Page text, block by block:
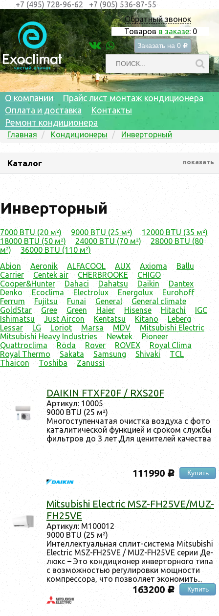
Обратный звонок
Товаров в заказе: 0
Заказать на 0 c
+7 (495) 728-96-62 +7 (905) 536-87-55
О компании
Прайс лист монтаж кондиционера
Оплата и доставка
Контакты
Ремонт кондиционера
Главная Кондиционеры Инверторный
Каталог показать
Инверторный
7000 BTU (20 м²) 9000 BTU (25 м²)
12000 BTU (35 м²)
18000 BTU (50 м²)
24000 BTU (70 м²)
28000 BTU (80
м²)
36000 BTU (110 м²)
Abion
Aeronik ALFACOOL AUX Axioma
Ballu
Carrier
Centek air CHERBROOKE
CHIGO
Cooper&Hunter
Dahaci Dahatsu Daikin
Dantex
Denko
Ecoclima Electrolux Energolux
Eurohoff
Ferrum
Fujitsu Funai General
General climate
GoldStar
Gree Green Haier Hisense Hitachi
IGC
Ishimatsu
Just Aircon Kentatsu Kitano
Leberg
Lessar
LG Loriot Marsa MDV
Mitsubishi Electric
Mitsubishi Heavy Industries
Newtek
Pioneer
Quattroclima
Röda Rover ROVEX
Royal Clima
Royal Thermo
Sakata Samsung Shivaki
TCL
Thaicon
Toshiba Zanussi
DAIKIN FTXF20F / RXS20F
Ар­ти­кул: 10005
9000 BTU (25 м²)
Мно­гос­ту­пен­ча­тая очис­тка воз­ду­ха с фо­то
ка­тали­тичес­кой фун­кци­ей и сро­ком служ­бы
филь­тров до 3 лет.Для це­ните­лей ка­чес­тва
111990 c Купить
Mitsubishi Electric MSZ-FH25VE/MUZ-
FH25VE
Ар­ти­кул: M100012
9000 BTU (25 м²)
Ин­теллек­ту­аль­ная сплит-сис­те­ма Mitsubishi
Electric MSZ-FH25VE / MUZ-FH25VE се­рии Де­
люкс – Это кон­ди­ци­онер ин­вертор­но­го ти­па
с воз­можностью ре­гули­ров­ки мощ­ности
ком­прес­со­ра, что поз­во­ля­ет эко­номить...
163200 c Купить